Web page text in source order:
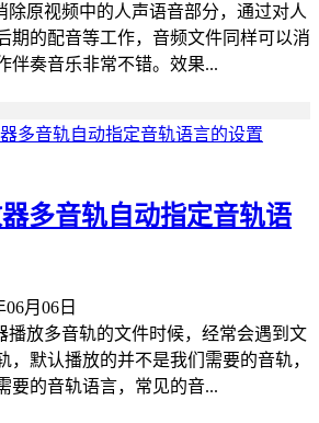
除原视频中的人声语音部分，通过对人
期的配音等工作，音频文件同样可以消
伴奏音乐非常不错。效果...
多音轨自动指定音轨语
06月06日
播放多音轨的文件时候，经常会遇到文
，默认播放的并不是我们需要的音轨，
要的音轨语言，常见的音...